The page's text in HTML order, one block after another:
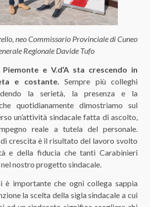
neo Commissario Provinciale di Cuneo
Regionale Davide Tufo
e V.d’A sta crescendo in
e costante. Sempre più colleghi
la serietà, la presenza e la
quotidianamente dimostriamo sul
un’attività sindacale fatta di ascolto,
reale a tutela del personale.
crescita è il risultato del lavoro svolto
e della fiducia che tanti Carabinieri
nostro progetto sindacale.
è importante che ogni collega sappia
la scelta della sigla sindacale a cui